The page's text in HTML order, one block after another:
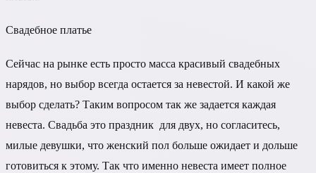
Свадебное платье
Сейчас на рынке есть просто масса красивый свадебных
нарядов, но выбор всегда остается за невестой. И какой же
выбор сделать? Таким вопросом так же задается каждая
невеста. Свадьба это праздник для двух, но согласитесь,
милые девушки, что женский пол больше ожидает и дольше
готовиться к этому. Так что именно невеста имеет полное